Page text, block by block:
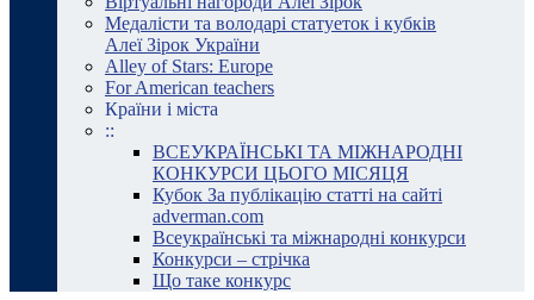
Медалісти та володарі статуеток і кубків
Алеї Зірок України
Alley of Stars: Europe
For American teachers
Країни і міста
::
ВСЕУКРАЇНСЬКІ ТА МІЖНАРОДНІ
КОНКУРСИ ЦЬОГО МІСЯЦЯ
Кубок За публікацію статті на сайті
adverman.com
Всеукраїнські та міжнародні конкурси
Конкурси – стрічка
Що таке конкурс